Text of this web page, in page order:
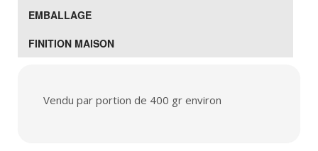
EMBALLAGE
FINITION MAISON
Vendu par portion de 400 gr environ